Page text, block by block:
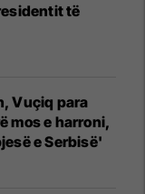
të
Vuçiq para
mos e harroni,
e Serbisë'